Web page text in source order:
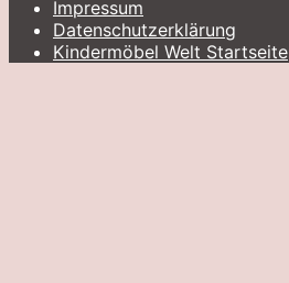
Impressum
Datenschutzerklärung
Kindermöbel Welt Startseite